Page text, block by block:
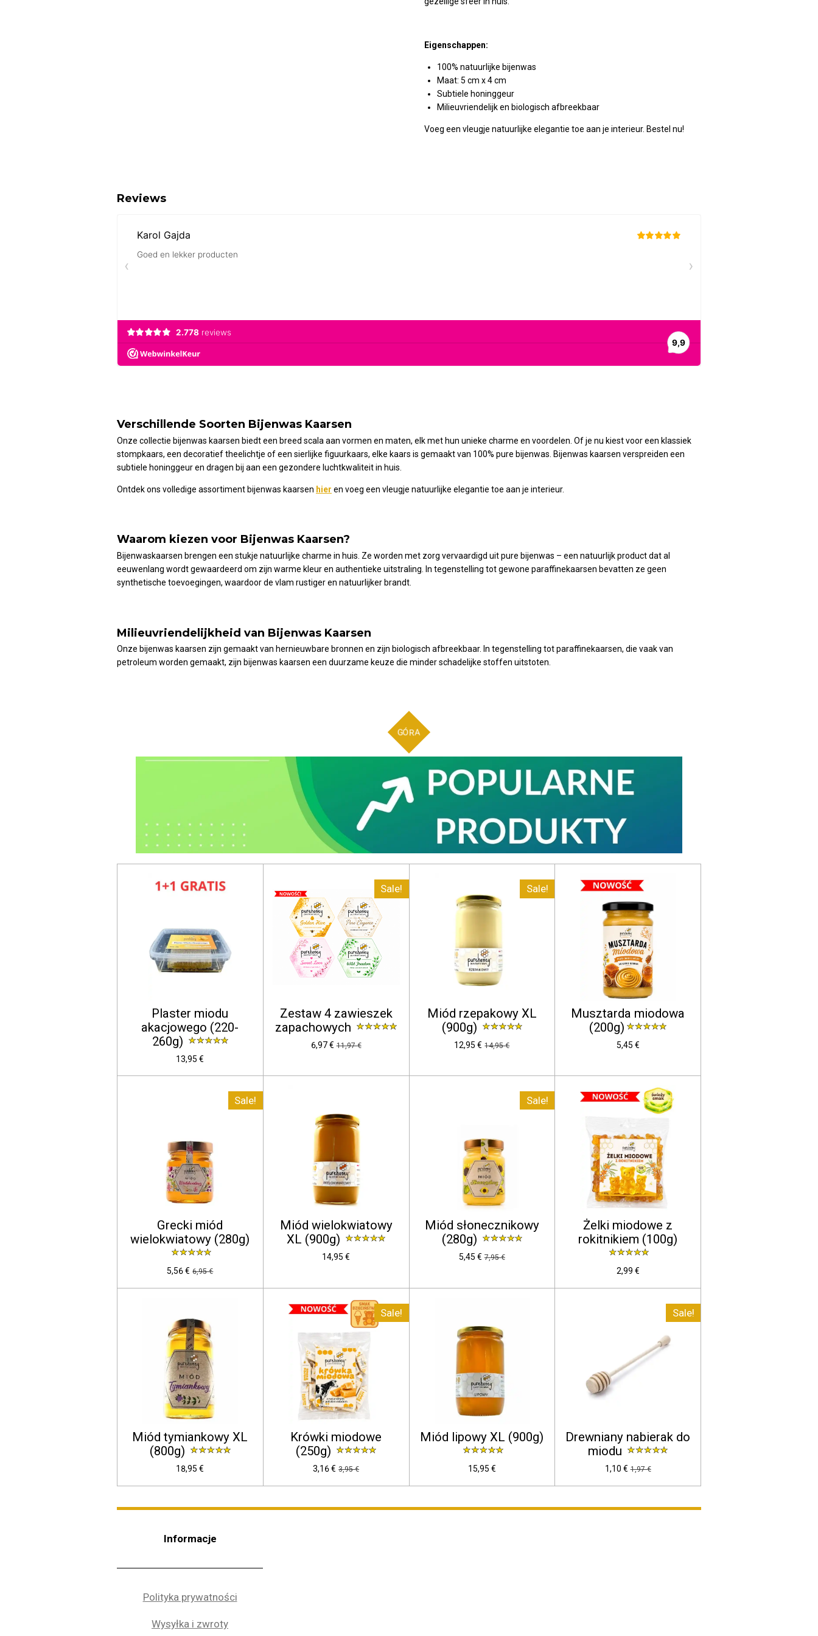
Eigenschappen:
100% natuurlijke bijenwas
Maat: 5 cm x 4 cm
Subtiele honinggeur
Milieuvriendelijk en biologisch afbreekbaar
Voeg een vleugje natuurlijke elegantie toe aan je interieur. Bestel nu!
Reviews
Verschillende Soorten Bijenwas Kaarsen
Onze collectie bijenwas kaarsen biedt een breed scala aan vormen en maten, elk met hun unieke charme en voordelen. Of je nu kiest voor een klassiek
stompkaars, een decoratief theelichtje of een sierlijke figuurkaars, elke kaars is gemaakt van 100% pure bijenwas. Bijenwas kaarsen verspreiden een
subtiele honinggeur en dragen bij aan een gezondere luchtkwaliteit in huis.
Ontdek ons volledige assortiment bijenwas kaarsen hier en voeg een vleugje natuurlijke elegantie toe aan je interieur.
Waarom kiezen voor Bijenwas Kaarsen?
Bijenwaskaarsen brengen een stukje natuurlijke charme in huis. Ze worden met zorg vervaardigd uit pure bijenwas – een natuurlijk product dat al
eeuwenlang wordt gewaardeerd om zijn warme kleur en authentieke uitstraling. In tegenstelling tot gewone paraffinekaarsen bevatten ze geen
synthetische toevoegingen, waardoor de vlam rustiger en natuurlijker brandt.
Milieuvriendelijkheid van Bijenwas Kaarsen
Onze bijenwas kaarsen zijn gemaakt van hernieuwbare bronnen en zijn biologisch afbreekbaar. In tegenstelling tot paraffinekaarsen, die vaak van
petroleum worden gemaakt, zijn bijenwas kaarsen een duurzame keuze die minder schadelijke stoffen uitstoten.
GÓRA
Plaster miodu
akacjowego (220-
260g)
13,95 €
Sale!
Zestaw 4 zawieszek
zapachowych
6,97 € 11,97 €
Sale!
Miód rzepakowy XL
(900g)
12,95 € 14,95 €
Musztarda miodowa
(200g)
5,45 €
Sale!
Grecki miód
wielokwiatowy (280g)
5,56 € 6,95 €
Miód wielokwiatowy
XL (900g)
14,95 €
Sale!
Miód słonecznikowy
(280g)
5,45 € 7,95 €
Żelki miodowe z
rokitnikiem (100g)
2,99 €
Miód tymiankowy XL
(800g)
18,95 €
Sale!
Krówki miodowe
(250g)
3,16 € 3,95 €
Miód lipowy XL (900g)
15,95 €
Sale!
Drewniany nabierak do
miodu
1,10 € 1,97 €
Informacje
Polityka prywatności
Wysyłka i zwroty